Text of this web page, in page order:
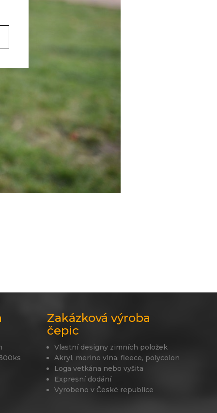
Zakázková výroba
čepic
Vlastní designy zimních položek
Akryl, merino vlna, fleece, polycolon
Loga vetkána nebo vyšita
Expresní dodání
Vyrobeno v České republice